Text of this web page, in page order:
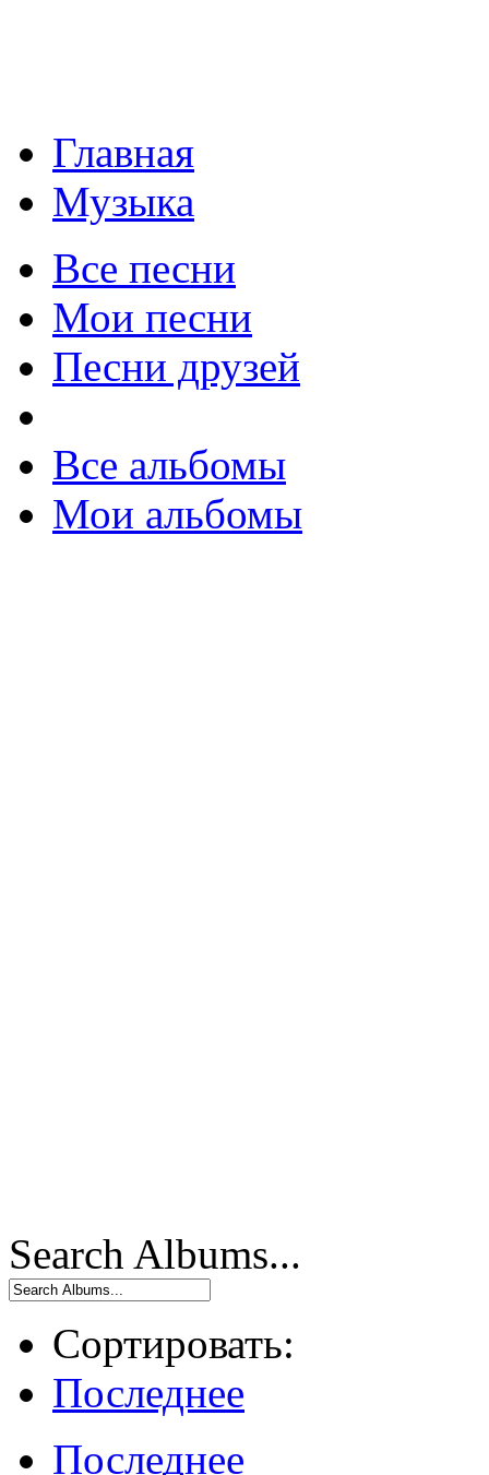
Главная
Музыка
Все песни
Мои песни
Песни друзей
Все альбомы
Мои альбомы
Search Albums...
Сортировать:
Последнее
Последнее